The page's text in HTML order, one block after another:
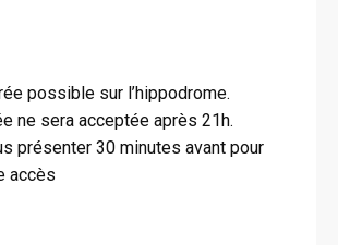
possible sur l’hippodrome.
ne sera acceptée après 21h.
présenter 30 minutes avant pour
accès